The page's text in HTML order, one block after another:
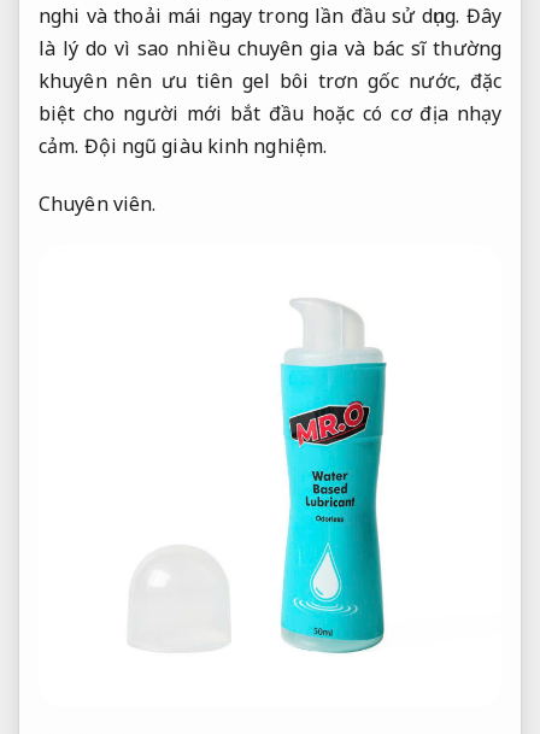
nghi và thoải mái ngay trong lần đầu sử dụng. Đây
là lý do vì sao nhiều chuyên gia và bác sĩ thường
khuyên nên ưu tiên gel bôi trơn gốc nước, đặc
biệt cho người mới bắt đầu hoặc có cơ địa nhạy
cảm. Đội ngũ giàu kinh nghiệm.
Chuyên viên.